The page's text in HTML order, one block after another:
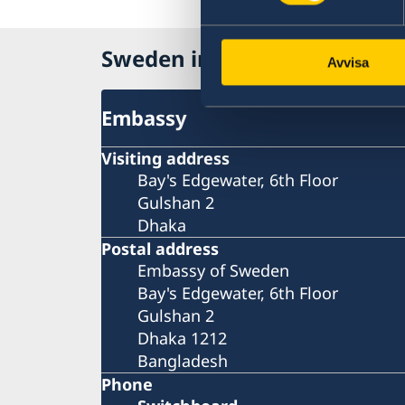
Avvisa
Sweden in Bangladesh,
Embassy
Visiting address
Bay's Edgewater, 6th Floor
Gulshan 2
Dhaka
Postal address
Embassy of Sweden
Bay's Edgewater, 6th Floor
Gulshan 2
Dhaka 1212
Bangladesh
Phone